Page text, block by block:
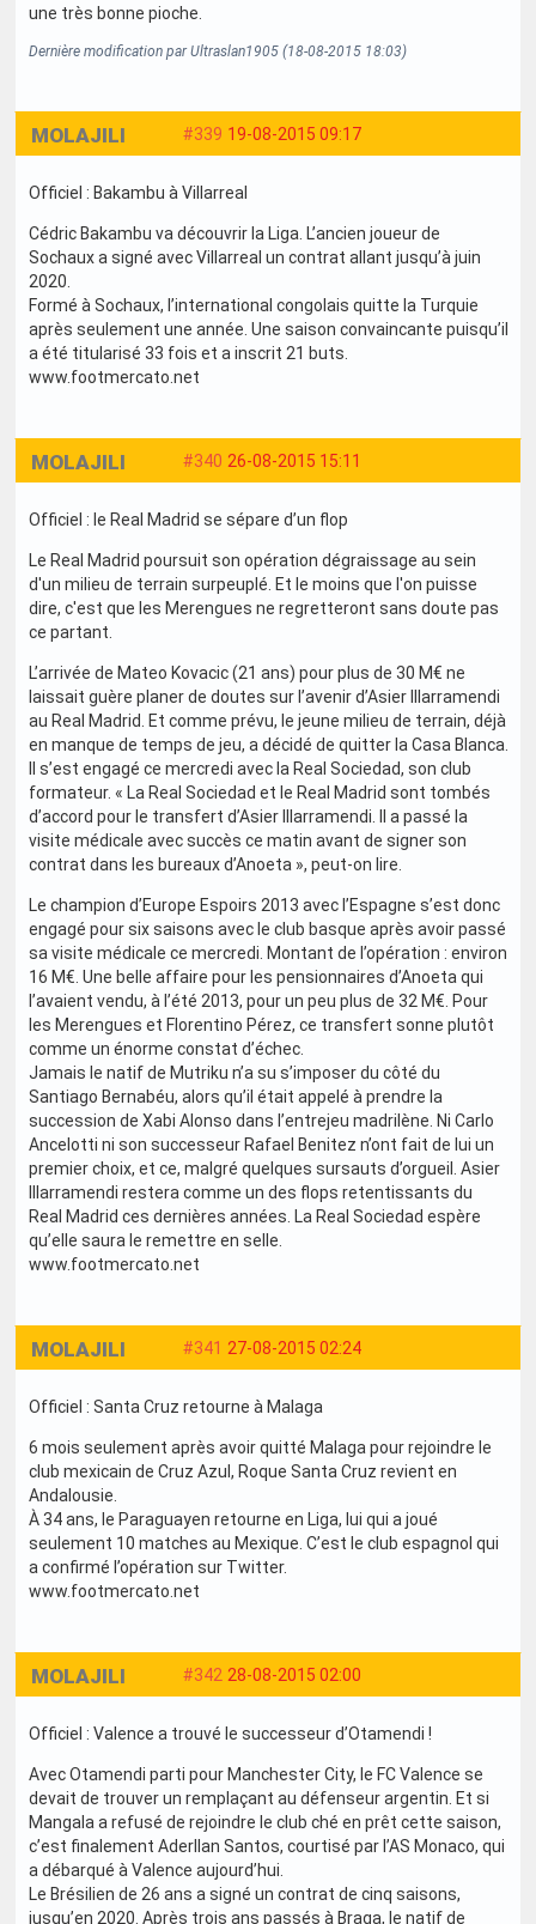
une très bonne pioche.
Dernière modification par Ultraslan1905 (18-08-2015 18:03)
#339 19-08-2015 09:17
MOLAJILI
Officiel : Bakambu à Villarreal
Cédric Bakambu va découvrir la Liga. L’ancien joueur de
Sochaux a signé avec Villarreal un contrat allant jusqu’à juin
2020.
Formé à Sochaux, l’international congolais quitte la Turquie
après seulement une année. Une saison convaincante puisqu’il
a été titularisé 33 fois et a inscrit 21 buts.
www.footmercato.net
#340 26-08-2015 15:11
MOLAJILI
Officiel : le Real Madrid se sépare d’un flop
Le Real Madrid poursuit son opération dégraissage au sein
d'un milieu de terrain surpeuplé. Et le moins que l'on puisse
dire, c'est que les Merengues ne regretteront sans doute pas
ce partant.
L’arrivée de Mateo Kovacic (21 ans) pour plus de 30 M€ ne
laissait guère planer de doutes sur l’avenir d’Asier Illarramendi
au Real Madrid. Et comme prévu, le jeune milieu de terrain, déjà
en manque de temps de jeu, a décidé de quitter la Casa Blanca.
Il s’est engagé ce mercredi avec la Real Sociedad, son club
formateur. « La Real Sociedad et le Real Madrid sont tombés
d’accord pour le transfert d’Asier Illarramendi. Il a passé la
visite médicale avec succès ce matin avant de signer son
contrat dans les bureaux d’Anoeta », peut-on lire.
Le champion d’Europe Espoirs 2013 avec l’Espagne s’est donc
engagé pour six saisons avec le club basque après avoir passé
sa visite médicale ce mercredi. Montant de l’opération : environ
16 M€. Une belle affaire pour les pensionnaires d’Anoeta qui
l’avaient vendu, à l’été 2013, pour un peu plus de 32 M€. Pour
les Merengues et Florentino Pérez, ce transfert sonne plutôt
comme un énorme constat d’échec.
Jamais le natif de Mutriku n’a su s’imposer du côté du
Santiago Bernabéu, alors qu’il était appelé à prendre la
succession de Xabi Alonso dans l’entrejeu madrilène. Ni Carlo
Ancelotti ni son successeur Rafael Benitez n’ont fait de lui un
premier choix, et ce, malgré quelques sursauts d’orgueil. Asier
Illarramendi restera comme un des flops retentissants du
Real Madrid ces dernières années. La Real Sociedad espère
qu’elle saura le remettre en selle.
www.footmercato.net
#341 27-08-2015 02:24
MOLAJILI
Officiel : Santa Cruz retourne à Malaga
6 mois seulement après avoir quitté Malaga pour rejoindre le
club mexicain de Cruz Azul, Roque Santa Cruz revient en
Andalousie.
À 34 ans, le Paraguayen retourne en Liga, lui qui a joué
seulement 10 matches au Mexique. C’est le club espagnol qui
a confirmé l’opération sur Twitter.
www.footmercato.net
#342 28-08-2015 02:00
MOLAJILI
Officiel : Valence a trouvé le successeur d’Otamendi !
Avec Otamendi parti pour Manchester City, le FC Valence se
devait de trouver un remplaçant au défenseur argentin. Et si
Mangala a refusé de rejoindre le club ché en prêt cette saison,
c’est finalement Aderllan Santos, courtisé par l’AS Monaco, qui
a débarqué à Valence aujourd’hui.
Le Brésilien de 26 ans a signé un contrat de cinq saisons,
jusqu’en 2020. Après trois ans passés à Braga, le natif de